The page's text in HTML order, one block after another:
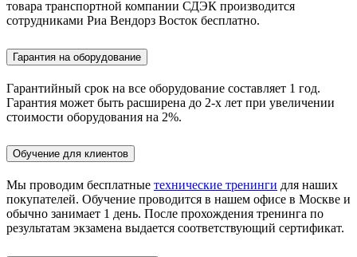
товара транспортной компании СДЭК производится
сотрудниками Риа Вендорз Восток бесплатно.
Гарантия на оборудование
Гарантийный срок на все оборудование составляет 1 год.
Гарантия может быть расширена до 2-х лет при увеличении
стоимости оборудования на 2%.
Обучение для клиентов
Мы проводим бесплатные технические тренинги для наших
покупателей. Обучение проводится в нашем офисе в Москве и
обычно занимает 1 день. После прохождения тренинга по
результатам экзамена выдается соответствующий сертификат.